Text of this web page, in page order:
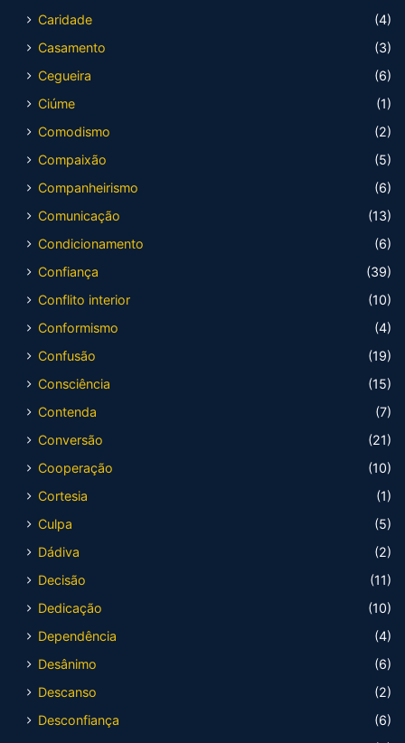
Caridade
(4)
Casamento
(3)
Cegueira
(6)
Ciúme
(1)
Comodismo
(2)
Compaixão
(5)
Companheirismo
(6)
Comunicação
(13)
Condicionamento
(6)
Confiança
(39)
Conflito interior
(10)
Conformismo
(4)
Confusão
(19)
Consciência
(15)
Contenda
(7)
Conversão
(21)
Cooperação
(10)
Cortesia
(1)
Culpa
(5)
Dádiva
(2)
Decisão
(11)
Dedicação
(10)
Dependência
(4)
Desânimo
(6)
Descanso
(2)
Desconfiança
(6)